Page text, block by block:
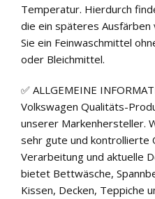
Temperatur. Hierdurch
die ein späteres
Sie ein Feinwaschmittel
oder Bleichmittel.
✅ ALLGEMEINE
Volkswagen Qualitäts-
unserer Markenhersteller.
sehr gute und kontrollierte
Verarbeitung und aktuelle
bietet Bettwäsche,
Kissen, Decken, Teppiche